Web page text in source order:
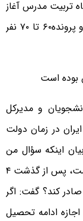
تربیت مدرس آغاز
شده و برای چند نفری حکم دیوان صادر شده و پرونده۶۰ تا ۷۰ نفر
بوده است
و مدیرکل
در زمان دولت
اینکه سؤال من
این است که چگونه کسی که لغو بورس شده است، پس از گذشت ۴
حکم صادر کند؟ گفت: اگر
ادامه تحصیل